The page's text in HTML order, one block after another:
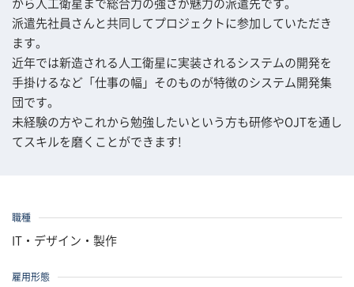
派遣先社員さんと共同してプロジェクトに参加していただき
ます。
近年では新造される人工衛星に実装されるシステムの開発を
手掛けるなど「仕事の幅」そのものが特徴のシステム開発集
団です。
未経験の方やこれから勉強したいという方も研修やOJTを通し
てスキルを磨くことができます!
職種
IT・デザイン・製作
雇用形態